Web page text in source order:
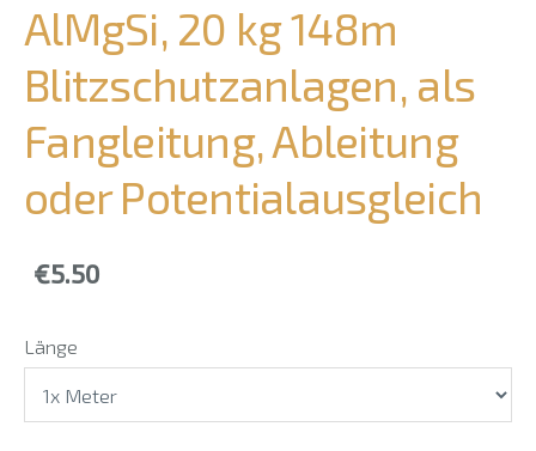
AlMgSi, 20 kg 148m
Blitzschutzanlagen, als
Fangleitung, Ableitung
oder Potentialausgleich
€5.50
Länge